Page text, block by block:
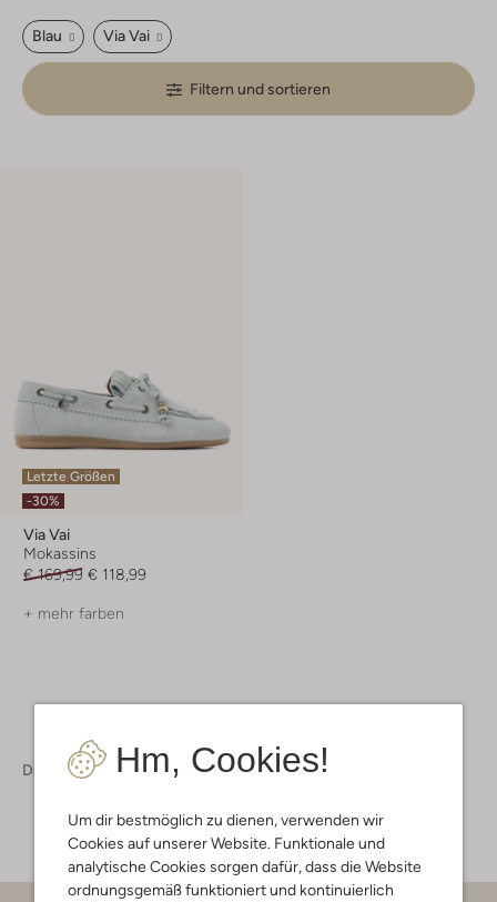
Hm, Cookies!
Um dir bestmöglich zu dienen, verwenden wir
Cookies auf unserer Website. Funktionale und
analytische Cookies sorgen dafür, dass die Website
ordnungsgemäß funktioniert und kontinuierlich
Blau Via Vai
Filtern und sortieren
Letzte Größen
-30%
Via Vai
Mokassins
€ 169,99 € 118,99
+ mehr farben
Damen Schuhe Mokassins